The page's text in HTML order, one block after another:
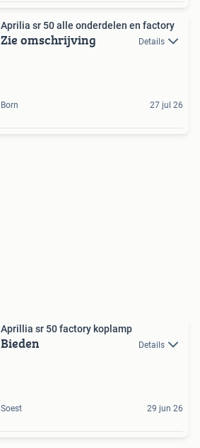
Aprilia sr 50 alle onderdelen en factory
Zie omschrijving Details
Born 27 jul 26
Aprillia sr 50 factory koplamp
Bieden Details
Soest 29 jun 26